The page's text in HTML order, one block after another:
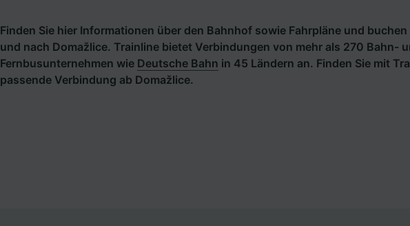
Finden Sie hier Informationen über den Bahnhof sowie Fahrpläne und
und nach Domažlice. Trainline bietet Verbindungen von mehr als 270 Bahn-
Fernbusunternehmen wie Deutsche Bahn in 45 Ländern an. Finden Sie mit
passende Verbindung ab Domažlice.